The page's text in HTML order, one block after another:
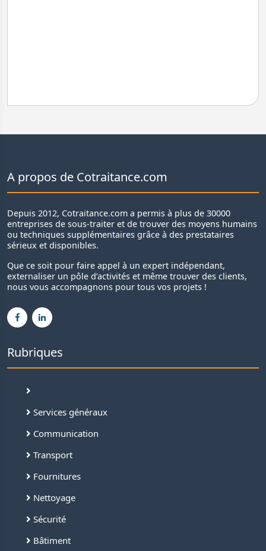
A propos de Cotraitance.com
Depuis 2012, Cotraitance.com a permis à plus de 30000
entreprises de sous-traiter et de trouver des moyens humains
ou techniques supplémentaires grâce à des prestataires
sérieux et disponibles.
Que ce soit pour faire appel à un expert indépendant,
externaliser un pôle d’activités et même trouver des clients,
nous vous accompagnons pour tous vos projets !
Rubriques
Services généraux
Communication
Transport
Fournitures
Nettoyage
Sécurité
Bâtiment